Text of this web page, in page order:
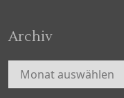
Archiv
Archiv